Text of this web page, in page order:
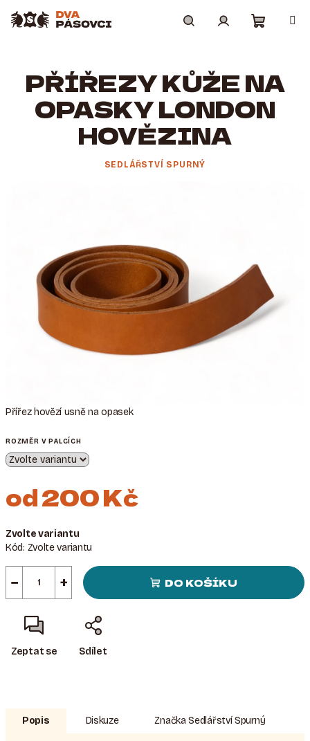
košík
Přířez hovězí usně na opasek
ROZMĚR V PALCÍCH
od200 Kč
cena:
Zvolte variantu
Kód: Zvolte variantu
+
− DO KOŠÍKU
Zeptat se Sdílet
PŘÍŘEZY KŮŽE NA
OPASKY LONDON
HOVĚZINA
SEDLÁŘSTVÍ SPURNÝ
Popis Diskuze ZnačkaSedlářství Spurný